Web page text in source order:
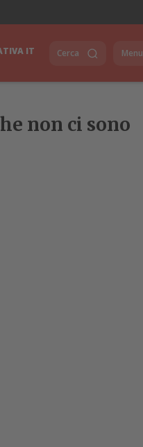
IT Cerca Menu
non ci sono